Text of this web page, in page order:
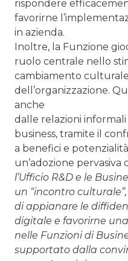
rispondere
favorirne
in azienda.
Inoltre, la Funzione
ruolo centrale nello
cambiamento
dell’organizzazione.
anche
dalle relazioni informali
business, tramite il
a benefici e
un’adozione pervasiva
l’Ufficio R&D e le
un “incontro
di appianare le
digitale e favorirne
nelle Funzioni di
supportato dalla